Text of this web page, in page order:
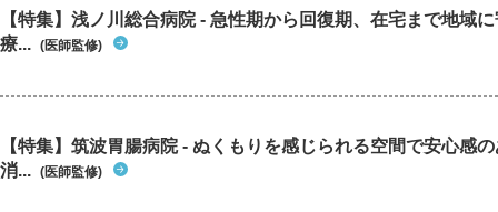
【特集】浅ノ川総合病院 - 急性期から回復期、在宅まで地域
療... (医師監修)
【特集】筑波胃腸病院 - ぬくもりを感じられる空間で安心感
消... (医師監修)